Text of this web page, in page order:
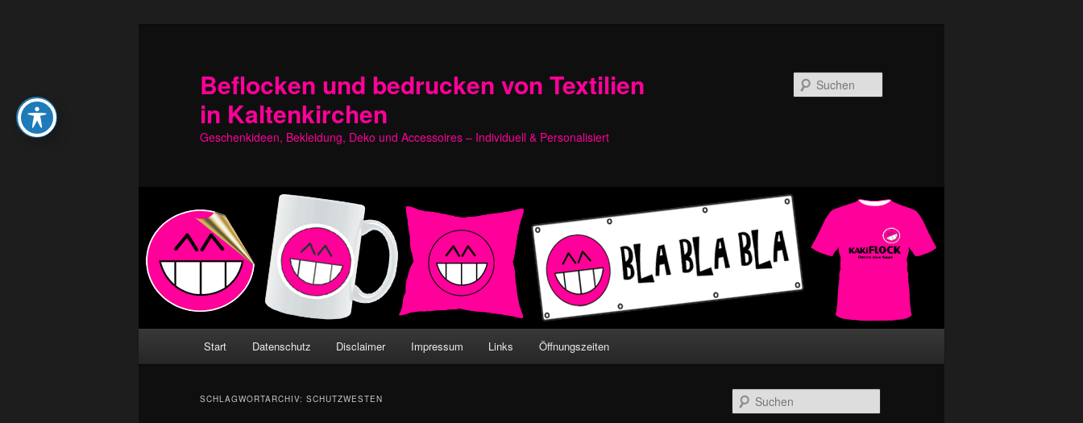
Beflocken und bedrucken von Textilien
in Kaltenkirchen
Geschenkideen, Bekleidung, Deko und Accessoires – Individuell & Personalisiert
Start Datenschutz Disclaimer Impressum Links Öffnungszeiten
SCHLAGWORTARCHIV: SCHUTZWESTEN
u